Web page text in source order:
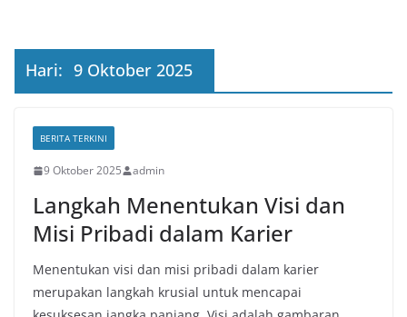
Hari: 9 Oktober 2025
BERITA TERKINI
9 Oktober 2025 admin
Langkah Menentukan Visi dan
Misi Pribadi dalam Karier
Menentukan visi dan misi pribadi dalam karier
merupakan langkah krusial untuk mencapai